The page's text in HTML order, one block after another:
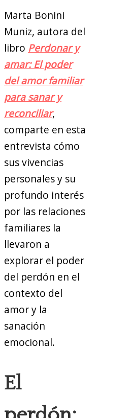
Marta Bonini
Muniz, autora del
libro Perdonar y
amar: El poder
del amor familiar
para sanar y
reconciliar,
comparte en esta
entrevista cómo
sus vivencias
personales y su
profundo interés
por las relaciones
familiares la
llevaron a
explorar el poder
del perdón en el
contexto del
amor y la
sanación
emocional.
El